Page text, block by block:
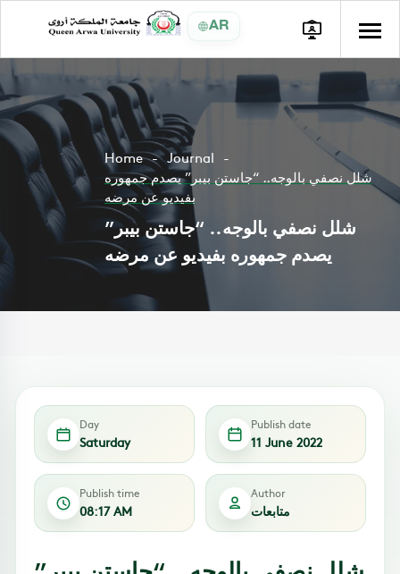
AR
Home
Journal
شلل نصفي بالوجه.. “جاستن بيبر” يصدم جمهوره
بفيديو عن مرضه
شلل نصفي بالوجه.. “جاستن بيبر”
يصدم جمهوره بفيديو عن مرضه
Day
Saturday
Publish date
11 June 2022
Publish time
08:17 AM
Author
متابعات